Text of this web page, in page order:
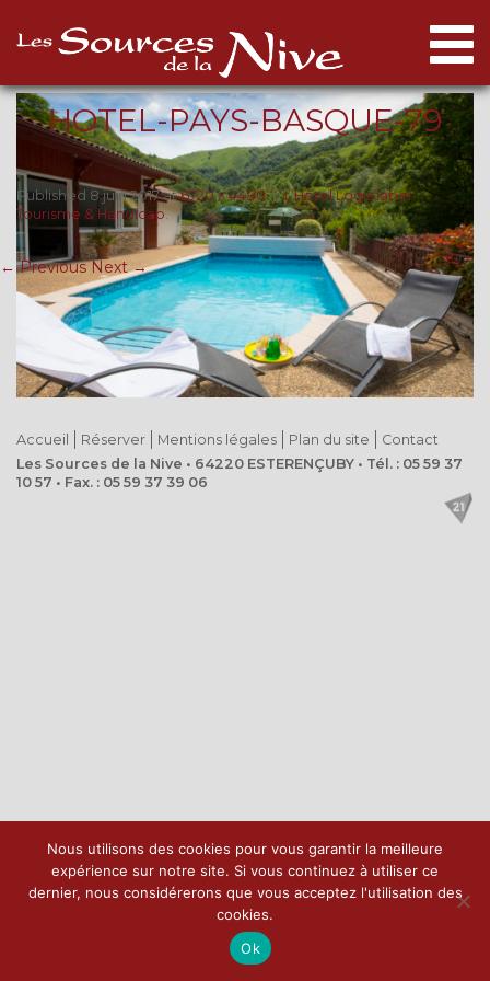
HOTEL-PAYS-BASQUE-79
Published 8 juin 2017at6720 × 4480inL’Hôtel Logis label
Tourisme & Handicap.
← Previous Next →
Accueil Réserver Mentions légales Plan du site
Contact
Les Sources de la Nive • 64220 ESTERENÇUBY • Tél. : 05 59 37
10 57 • Fax. : 05 59 37 39 06
Nous utilisons des cookies pour vous garantir la meilleure
expérience sur notre site. Si vous continuez à utiliser ce
dernier, nous considérerons que vous acceptez l'utilisation des
cookies.
Ok